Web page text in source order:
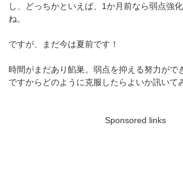
し、どっちかといえば、1か月前なら弱点強
ね。
ですが、まだ今は夏前です！
時間がまだあり餡巣。弱点を抑える努力がで
ですからどのように克服したらよいか訊いて
Sponsored links